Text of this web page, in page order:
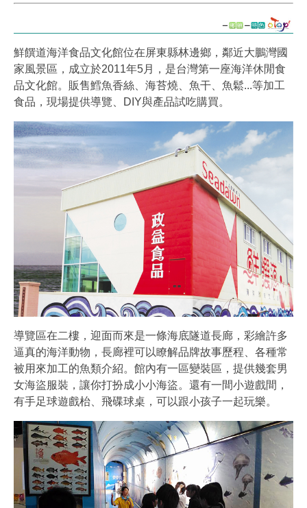
鮮饌道海洋食品文化館位在屏東縣林邊鄉，鄰近大鵬灣國
家風景區，成立於2011年5月，是台灣第一座海洋休閒食
品文化館。販售鱈魚香絲、海苔燒、魚干、魚鬆...等加工
食品，現場提供導覽、DIY與產品試吃購買。
導覽區在二樓，迎面而來是一條海底隧道長廊，彩繪許多
逼真的海洋動物，長廊裡可以瞭解品牌故事歷程、各種常
被用來加工的魚類介紹。館內有一區變裝區，提供幾套男
女海盜服裝，讓你打扮成小小海盜。還有一間小遊戲間，
有手足球遊戲枱、飛碟球桌，可以跟小孩子一起玩樂。